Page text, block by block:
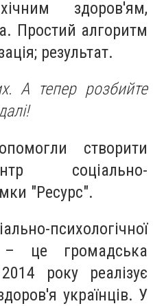
здоров'ям,
Простий алгоритм
результат.
А тепер розбийте
створити
соціально-
"Ресурс".
психологічної
– це громадська
року реалізує
українців. У